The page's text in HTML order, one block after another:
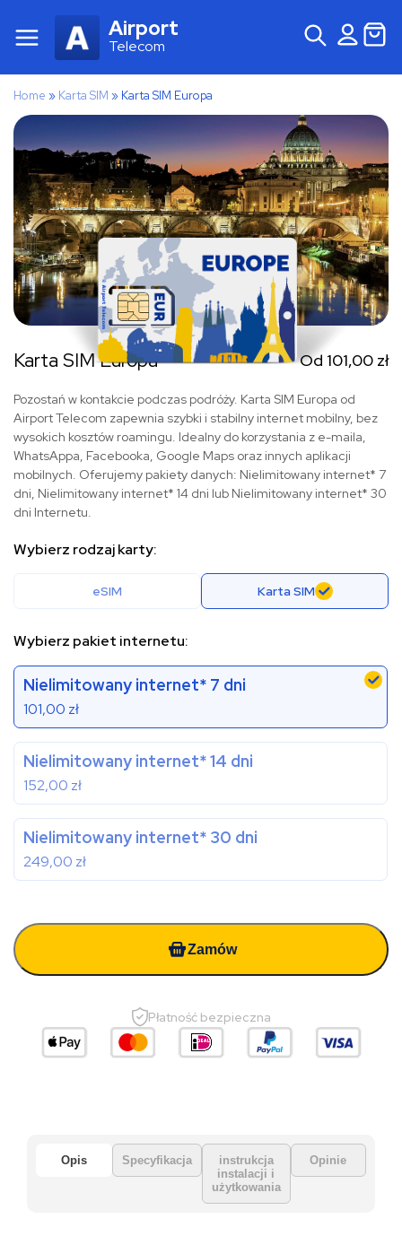
Airport
Telecom
Home » Karta SIM » Karta SIM Europa
Karta SIM Europa Od 101,00 zł
Pozostań w kontakcie podczas podróży. Karta SIM Europa od
Airport Telecom zapewnia szybki i stabilny internet mobilny, bez
wysokich kosztów roamingu. Idealny do korzystania z e-maila,
WhatsAppa, Facebooka, Google Maps oraz innych aplikacji
mobilnych. Oferujemy pakiety danych: Nielimitowany internet* 7
dni, Nielimitowany internet* 14 dni lub Nielimitowany internet* 30
dni Internetu.
Wybierz rodzaj karty:
eSIM Karta SIM
Wybierz pakiet internetu:
Nielimitowany internet* 7 dni
101,00 zł
Nielimitowany internet* 14 dni
152,00 zł
Nielimitowany internet* 30 dni
249,00 zł
Zamów
Płatność bezpieczna
Opis Specyfikacja
instrukcja
instalacji i
użytkowania
Opinie